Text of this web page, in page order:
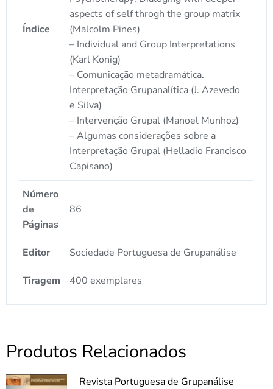
Índice
aspects of self throgh the group matrix
(Malcolm Pines)
– Individual and Group Interpretations
(Karl Konig)
– Comunicação metadramática.
Interpretação Grupanalítica (J. Azevedo
e Silva)
– Intervenção Grupal (Manoel Munhoz)
– Algumas considerações sobre a
Interpretação Grupal (Helladio Francisco
Capisano)
Número
de
Páginas
86
Editor Sociedade Portuguesa de Grupanálise
Tiragem 400 exemplares
Produtos Relacionados
Revista Portuguesa de Grupanálise